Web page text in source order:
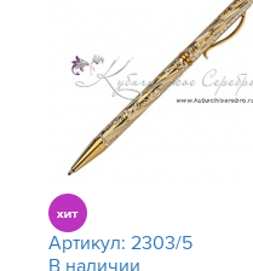
Артикул: 2303/5
В наличии